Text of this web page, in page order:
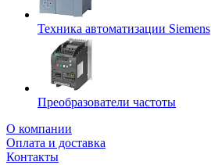
Техника автоматизации Siemens
Преобразователи частоты
О компании
Оплата и доставка
Контакты